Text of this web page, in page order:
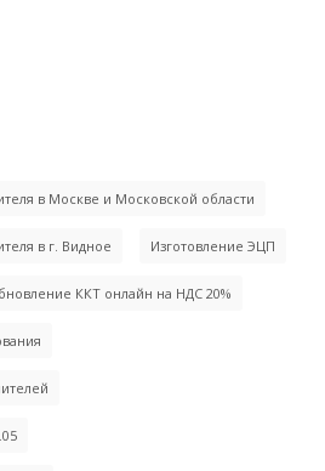
в Москве и Московской области
в г. Видное Изготовление ЭЦП
ККТ онлайн на НДС 20%